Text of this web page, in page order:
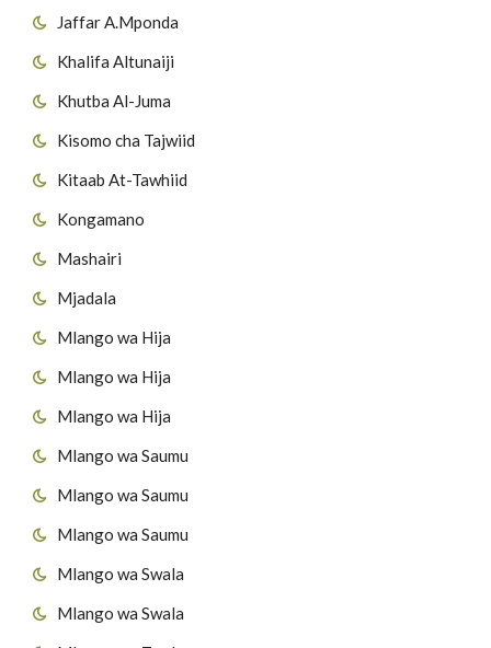
Jaffar A.Mponda
Khalifa Altunaiji
Khutba Al-Juma
Kisomo cha Tajwiid
Kitaab At-Tawhiid
Kongamano
Mashairi
Mjadala
Mlango wa Hija
Mlango wa Hija
Mlango wa Hija
Mlango wa Saumu
Mlango wa Saumu
Mlango wa Saumu
Mlango wa Swala
Mlango wa Swala